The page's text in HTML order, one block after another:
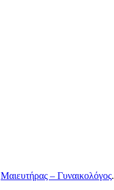
Μαιευτήρας – Γυναικολόγος.